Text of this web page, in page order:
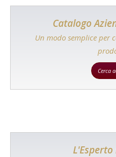
Catalogo
Un modo semplice per
Cerca